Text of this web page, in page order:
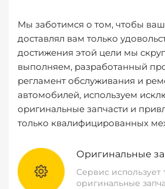
Мы заботимся о том, чтобы
доставлял вам только
достижения этой цели мы
выполняем, разработанный
регламент обслуживания и
автомобилей, используем
оригинальные запчасти и
только квалифицированных
Оригинальные
Сервис использует
оригинальные